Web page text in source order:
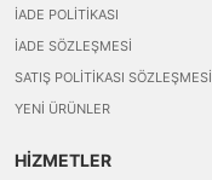
İADE POLITIKASI
İADE SÖZLEŞMESI
SATIŞ POLITIKASI SÖZLEŞMESI
YENI ÜRÜNLER
HİZMETLER